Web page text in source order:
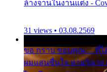
ล้างจานในงานแต่ง -
31 views • 03.08.2569
ขอ กราบ ขอบคุณ.... ที่ไ
ผมแสนชื่นใจ หายวังเวง